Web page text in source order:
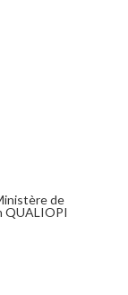
de
QUALIOPI